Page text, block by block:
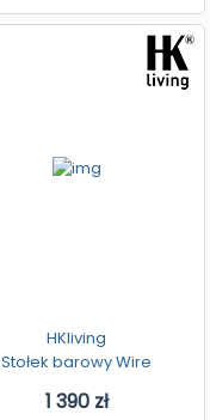
HKliving
Stołek barowy Wire
1 390 zł